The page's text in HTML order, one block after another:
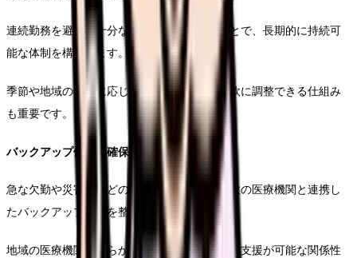
連続勤務を避け、十分な休息時間を設けることで、長期的に持続可
能な体制を構築します。
季節や地域の特性に応じて、必要人員数を柔軟に調整できる仕組み
も重要です。
バックアップ体制の確保
急な欠勤や災害時などの緊急事態に備え、複数の医療機関と連携し
たバックアップ体制を整えます。
地域の医療機関とあらかじめ協定を結び、相互支援が可能な関係性